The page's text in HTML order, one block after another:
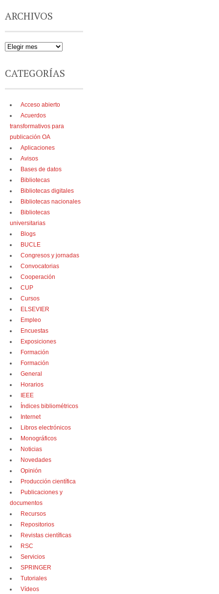
ARCHIVOS
CATEGORÍAS
Acceso abierto
Acuerdos
transformativos para
publicación OA
Aplicaciones
Avisos
Bases de datos
Bibliotecas
Bibliotecas digitales
Bibliotecas nacionales
Bibliotecas
universitarias
Blogs
BUCLE
Congresos y jornadas
Convocatorias
Cooperación
CUP
Cursos
ELSEVIER
Empleo
Encuestas
Exposiciones
Formación
Formación
General
Horarios
IEEE
Índices bibliométricos
Internet
Libros electrónicos
Monográficos
Noticias
Novedades
Opinión
Producción científica
Publicaciones y
documentos
Recursos
Repositorios
Revistas científicas
RSC
Servicios
SPRINGER
Tutoriales
Vídeos